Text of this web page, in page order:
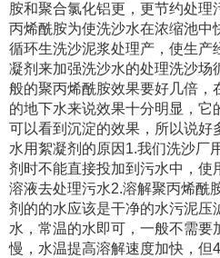
胺和聚合氯化铝更，更节约处理
丙烯酰胺为使洗沙水在浓缩池中
循环生洗沙泥浆处理产，使生产
凝剂来加强洗沙水的处理洗沙场
般的聚丙烯酰胺效果要好几倍，
的地下水来说效果十分明显，它
可以看到沉淀的效果，所以说好
水用絮凝剂的原因1.我们洗沙厂
剂时不能直接投加到污水中，使
溶液去处理污水2.溶解聚丙烯酰
剂的的水应该是干净的水污泥压
水，常温的水即可，一般不需要
慢，水温提高溶解速度加快，但